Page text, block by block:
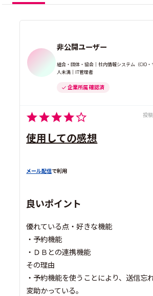
非公開ユーザー
組合・団体・協会｜社内情報システム（CIO
人未満｜IT管理者
企業所属 確認済
投
使用しての感想
メール配信で利用
良いポイント
優れている点・好きな機能
・予約機能
・ＤＢとの連携機能
その理由
・予約機能を使うことにより、送信忘
変助かっている。